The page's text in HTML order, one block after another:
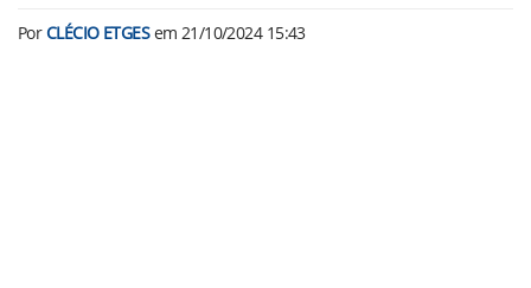
PorCLÉCIO ETGESem 21/10/2024 15:43